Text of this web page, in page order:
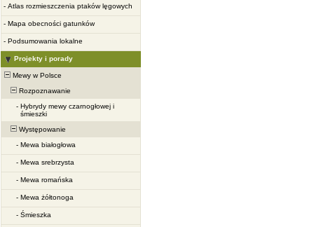
- Atlas rozmieszczenia ptaków lęgowych
- Mapa obecności gatunków
- Podsumowania lokalne
Projekty i porady
Mewy w Polsce
Rozpoznawanie
- Hybrydy mewy czarnogłowej i
śmieszki
Występowanie
- Mewa białogłowa
- Mewa srebrzysta
- Mewa romańska
- Mewa żółtonoga
- Śmieszka